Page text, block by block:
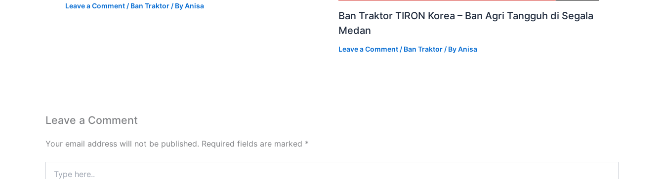
Leave a Comment / Ban Traktor / ByAnisa
Ban Traktor TIRON Korea – Ban Agri Tangguh di Segala
Medan
Leave a Comment / Ban Traktor/ ByAnisa
Leave a Comment
Your email address will not be published. Required fields are marked *
here..